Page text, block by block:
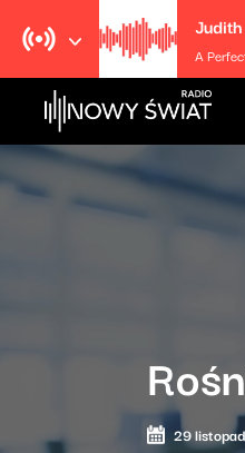
Judith
A
29